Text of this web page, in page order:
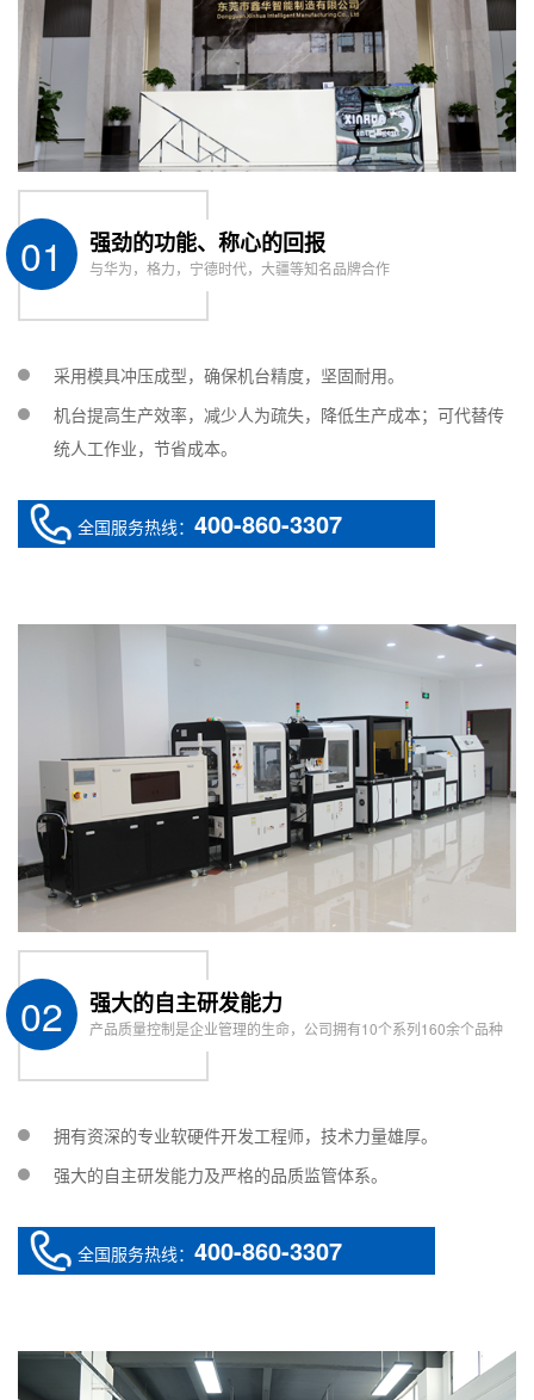
01 强劲的功能、称心的回报
与华为，格力，宁德时代，大疆等知名品牌合作
采用模具冲压成型，确保机台精度，坚固耐用。
机台提高生产效率，减少人为疏失，降低生产成本；可代替传
统人工作业，节省成本。
全国服务热线： 400-860-3307
02 强大的自主研发能力
产品质量控制是企业管理的生命，公司拥有10个系列160余个品种
拥有资深的专业软硬件开发工程师，技术力量雄厚。
强大的自主研发能力及严格的品质监管体系。
全国服务热线： 400-860-3307